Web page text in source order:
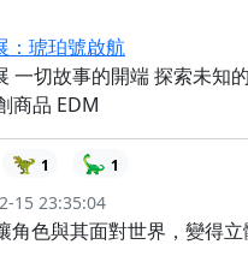
：琥珀號啟航
一切故事的開端 探索未知
商品 EDM
🦖 1 🦕 1
15 23:35:04
角色與其面對世界，變得